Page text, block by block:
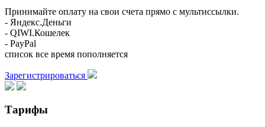
Принимайте оплату на свои счета прямо с мультиссылки.
- Яндекс.Деньги
- QIWI.Кошелек
- PayPal
список все время пополняется
Зарегистрироваться
Тарифы